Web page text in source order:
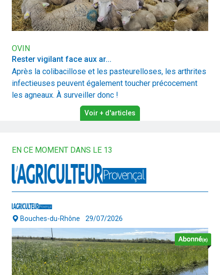
OVIN
Rester vigilant face aux ar...
Après la colibacillose et les pasteurelloses, les arthrites
infectieuses peuvent également toucher précocement
les agneaux. À surveiller donc !
Voir + d'articles
EN CE MOMENT DANS LE 13
Bouches-du-Rhône 29/07/2026